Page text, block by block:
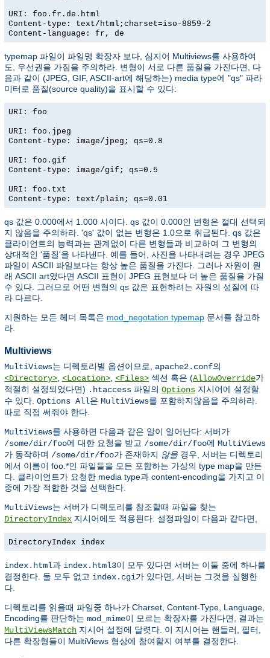
URI: foo.fr.de.html
Content-type: text/html;charset=iso-8859-2
Content-language: fr, de
typemap 파일이 파일명 확장자 보다, 심지어 Multiviews를 사용하여
도, 우선권을 가짐을 주의하라. 변형이 서로 다른 품질을 가진다면, 다
음과 같이 (JPEG, GIF, ASCII-art에 해당하는) media type에 "qs" 파라
미터로 품질(source quality)을 표시할 수 있다:
URI: foo
URI: foo.jpeg
Content-type: image/jpeg; qs=0.8
URI: foo.gif
Content-type: image/gif; qs=0.5
URI: foo.txt
Content-type: text/plain; qs=0.01
qs 값은 0.000에서 1.000 사이다. qs 값이 0.000인 변형은 절대 선택되
지 않음을 주의하라. 'qs' 값이 없는 변형은 1.0으로 취급된다. qs 값은
클라이언트의 능력과는 관계없이 다른 변형들과 비교하여 그 변형의
상대적인 '품질'을 나타낸다. 예를 들어, 사진을 나타내려는 경우 JPEG
파일이 ASCII 파일보다는 항상 높은 품질을 가진다. 그러나 자원이 원
래 ASCII art였다면 ASCII 표현이 JPEG 표현보다 더 높은 품질을 가질
수 있다. 그러므로 어떤 변형의 qs 값은 표현하려는 자원의 성질에 따
라 다르다.
지원하는 모든 헤더 목록은 mod_negotation typemap 문서를 참고하
라.
Multiviews
MultiViews는 디렉토리별 옵션이므로, apache2.conf의
<Directory> <Location> <Files> 섹션 혹은 (AllowOverride가
적절히 설정되었다면) .htaccess 파일의 Options 지시어에 설정할
수 있다. Options All은 MultiViews를 포함하지않음을 주의하라.
따로 직접 써줘야 한다.
MultiViews를 사용하면 다음과 같은 일이 일어난다: 서버가
/some/dir/foo에 대한 요청을 받고 /some/dir/foo에 MultiViews
가 동작하며 /some/dir/foo가 존재하지 않을 경우, 서버는 디렉토리
에서 이름이 foo.*인 파일들을 모든 포함하는 가상의 type map을 만든
다. 클라이언트가 요청한 media type과 content-encoding을 가지고 이
중에 가장 적합한 것을 선택한다.
MultiViews는 서버가 디렉토리를 참조할때 파일을 찾는
DirectoryIndex 지시어에도 적용된다. 설정파일이 다음과 같다면,
DirectoryIndex index
index.html과 index.html3이 모두 있다면 서버는 이둘 중에 하나를
결정한다. 둘 모두 없고 index.cgi가 있다면, 서버는 그것을 실행한
다.
디렉토리를 읽을때 파일중 하나가 Charset, Content-Type, Language,
Encoding를 판단하는 mod_mime이 모르는 확장자를 가진다면, 결과는
MultiViewsMatch 지시어 설정에 달렷다. 이 지시어는 핸들러, 필터,
다른 확장형들이 MultiViews 협상에 참여할지 여부를 결정한다.